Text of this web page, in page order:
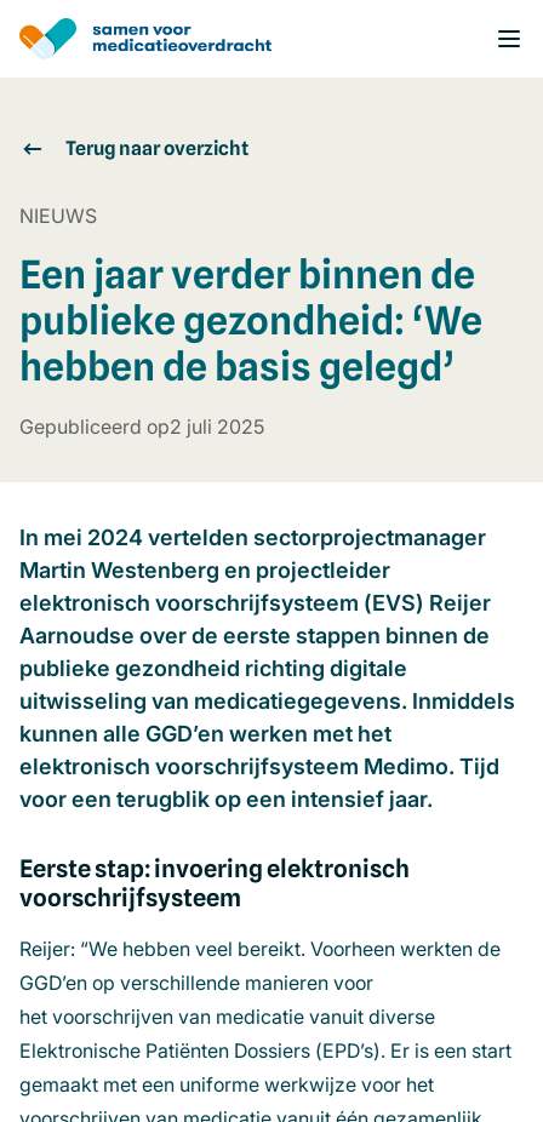
Overslaan
en
gaanTerug naar overzicht
NIEUWS
Een jaar verder binnen de
publieke gezondheid: ‘We
hebben de basis gelegd’
Gepubliceerd op2 juli 2025
In mei 2024 vertelden sectorprojectmanager
Martin Westenberg en projectleider
elektronisch voorschrijfsysteem (EVS) Reijer
Aarnoudse over de eerste stappen binnen de
publieke gezondheid richting digitale
uitwisseling van medicatiegegevens. Inmiddels
kunnen alle GGD’en werken met het
elektronisch voorschrijfsysteem Medimo. Tijd
voor een terugblik op een intensief jaar.
Eerste stap: invoering elektronisch
voorschrijfsysteem
Reijer: “We hebben veel bereikt. Voorheen werkten de
GGD’en op verschillende manieren voor
het voorschrijven van medicatie vanuit diverse
Elektronische Patiënten Dossiers (EPD’s). Er is een start
gemaakt met een uniforme werkwijze voor het